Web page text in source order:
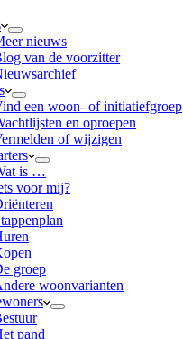
nieuws
van de voorzitter
een woon- of initiatiefgroep
en oproepen
of wijzigen
is …
voor mij?
groep
woonvarianten
pand